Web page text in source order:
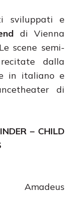
sviluppati e
di Vienna
scene semi-
dalla
in italiano e
di
– CHILD
Amadeus